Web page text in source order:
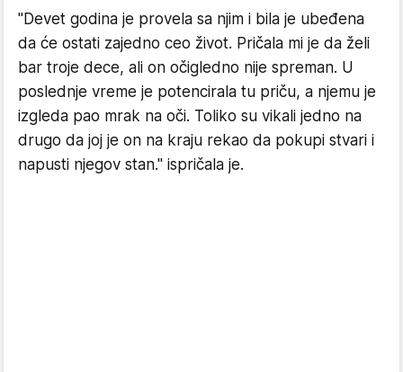
"Devet godina je provela sa njim i bila je ubeđena
da će ostati zajedno ceo život. Pričala mi je da želi
bar troje dece, ali on očigledno nije spreman. U
poslednje vreme je potencirala tu priču, a njemu je
izgleda pao mrak na oči. Toliko su vikali jedno na
drugo da joj je on na kraju rekao da pokupi stvari i
napusti njegov stan." ispričala je.